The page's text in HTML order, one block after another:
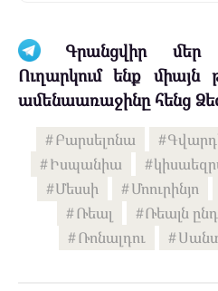
Գրանցվիր
Ուղարկում ենք
ամենաառաջինը հենց
Բարսելոնա
Իսպանիա
Մեսսի
Մոուրինյո
Ռեալ
Ռեալն
Ռոնալդու